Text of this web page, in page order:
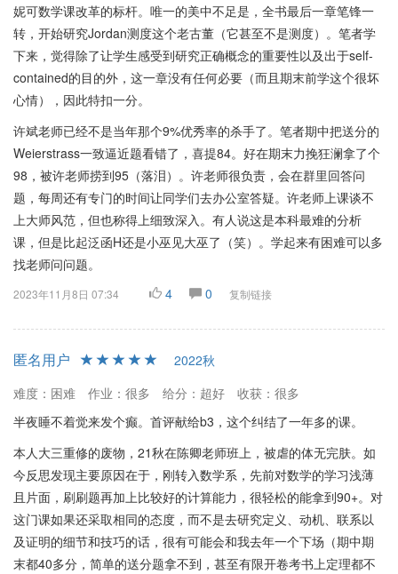
妮可数学课改革的标杆。唯一的美中不足是，全书最后一章笔锋一
转，开始研究Jordan测度这个老古董（它甚至不是测度）。笔者学
下来，觉得除了让学生感受到研究正确概念的重要性以及出于self-
contained的目的外，这一章没有任何必要（而且期末前学这个很坏
心情），因此特扣一分。
许斌老师已经不是当年那个9%优秀率的杀手了。笔者期中把送分的
Weierstrass一致逼近题看错了，喜提84。好在期末力挽狂澜拿了个
98，被许老师捞到95（落泪）。许老师很负责，会在群里回答问
题，每周还有专门的时间让同学们去办公室答疑。许老师上课谈不
上大师风范，但也称得上细致深入。有人说这是本科最难的分析
课，但是比起泛函H还是小巫见大巫了（笑）。学起来有困难可以多
找老师问问题。
2023年11月8日 07:34 4 0 复制链接
匿名用户
2022秋
难度：困难
作业：很多 给分：超好
收获：很多
半夜睡不着觉来发个癫。首评献给b3，这个纠结了一年多的课。
本人大三重修的废物，21秋在陈卿老师班上，被虐的体无完肤。如
今反思发现主要原因在于，刚转入数学系，先前对数学的学习浅薄
且片面，刷刷题再加上比较好的计算能力，很轻松的能拿到90+。对
这门课如果还采取相同的态度，而不是去研究定义、动机、联系以
及证明的细节和技巧的话，很有可能会和我去年一个下场（期中期
末都40多分，简单的送分题拿不到，甚至有限开卷考书上定理都不